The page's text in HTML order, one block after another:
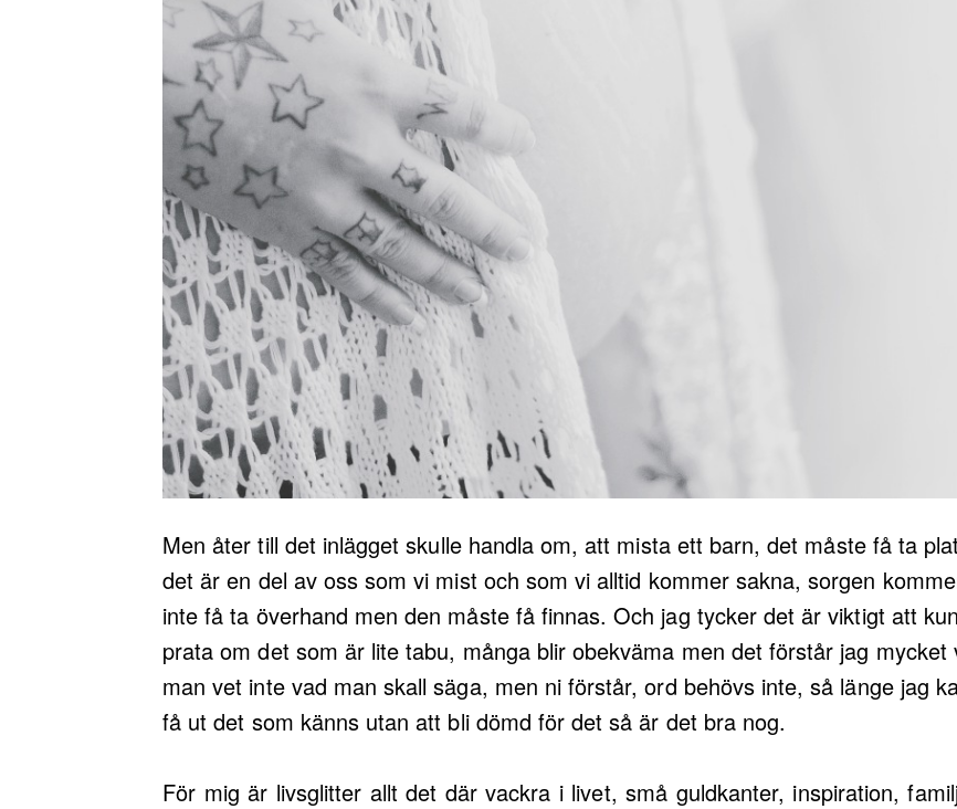
Men åter till det inlägget skulle handla om, att mista ett barn, det måste få ta
det är en del av oss som vi mist och som vi alltid kommer sakna, sorgen
inte få ta överhand men den måste få finnas. Och jag tycker det är viktigt att
prata om det som är lite tabu, många blir obekväma men det förstår jag mycket
man vet inte vad man skall säga, men ni förstår, ord behövs inte, så länge jag
få ut det som känns utan att bli dömd för det så är det bra nog.
För mig är livsglitter allt det där vackra i livet, små guldkanter, inspiration,